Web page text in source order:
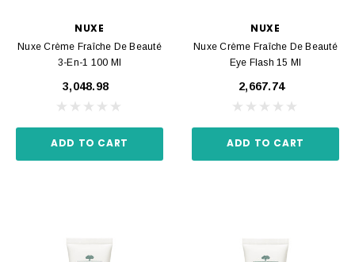
NUXE
Nuxe Crème Fraîche De Beauté
3-En-1 100 Ml
₹3,048.98
ADD TO CART
NUXE
Nuxe Crème Fraîche De Beauté
Eye Flash 15 Ml
₹2,667.74
ADD TO CART